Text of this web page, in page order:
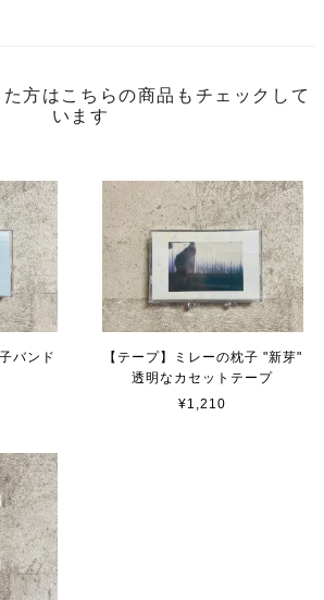
方はこちらの商品もチェックして
います
バンド
【テープ】ミレーの枕子 "新芽"
透明なカセットテープ
¥1,210